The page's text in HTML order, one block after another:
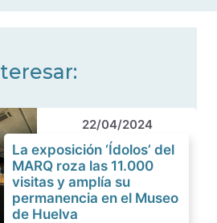
22/04/2024
La exposición ‘Ídolos’ del
MARQ roza las 11.000
visitas y amplía su
permanencia en el Museo
de Huelva